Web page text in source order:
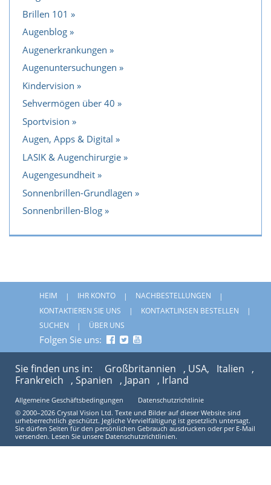
Brillen 101
Augenblog
Augenerkrankungen
Augenuntersuchungen
Kindervision
Sehvermögen über 40
Sportvision
Augen, Apps & Digital
LASIK & Augenchirurgie
Augengesundheit
Sonnenbrillen-Grundlagen
Sonnenbrillen-Blog
HEIM IHR KONTO
NACHBESTELLUNGEN
KONTAKTIEREN SIE UNS
KONTAKTLINSEN BESTELLEN
SUCHEN
ÜBER UNS
Folgen Sie uns:
Sie finden uns in: Großbritannien , USA, Italien
,
Frankreich
, Spanien , Japan , Irland
Allgemeine Geschäftsbedingungen
Datenschutzrichtlinie
© 2000–2026 Crystal Vision Ltd. Texte und Bilder auf dieser Website sind
urheberrechtlich geschützt. Jegliche Vervielfältigung ist gesetzlich untersagt.
Sie dürfen Seiten für den persönlichen Gebrauch ausdrucken oder per E-Mail
versenden. Lesen Sie unsere Datenschutzrichtlinien.